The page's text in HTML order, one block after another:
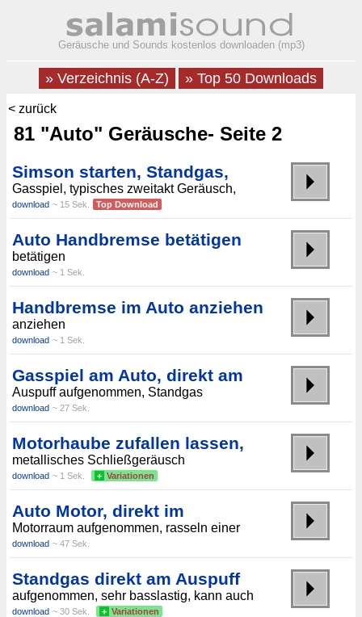
Geräusche und Sounds kostenlos downloaden (mp3)
» Verzeichnis (A-Z) » Top 50 Downloads
< zurück
81 "Auto" Geräusche- Seite 2
Simson starten, Standgas,
Gasspiel, typisches zweitakt Geräusch,
download ~ 15 Sek. Top Download
Auto Handbremse betätigen
betätigen
download ~ 1 Sek.
Handbremse im Auto anziehen
anziehen
download ~ 1 Sek.
Gasspiel am Auto, direkt am
Auspuff aufgenommen, Standgas
download ~ 27 Sek.
Motorhaube zufallen lassen,
metallisches Schließgeräusch
download ~ 1 Sek. + Variationen
Auto Motor, direkt im
Motorraum aufgenommen, rasseln einer
download ~ 47 Sek.
Standgas direkt am Auspuff
aufgenommen, sehr basslastig, kann auch
download ~ 30 Sek. + Variationen